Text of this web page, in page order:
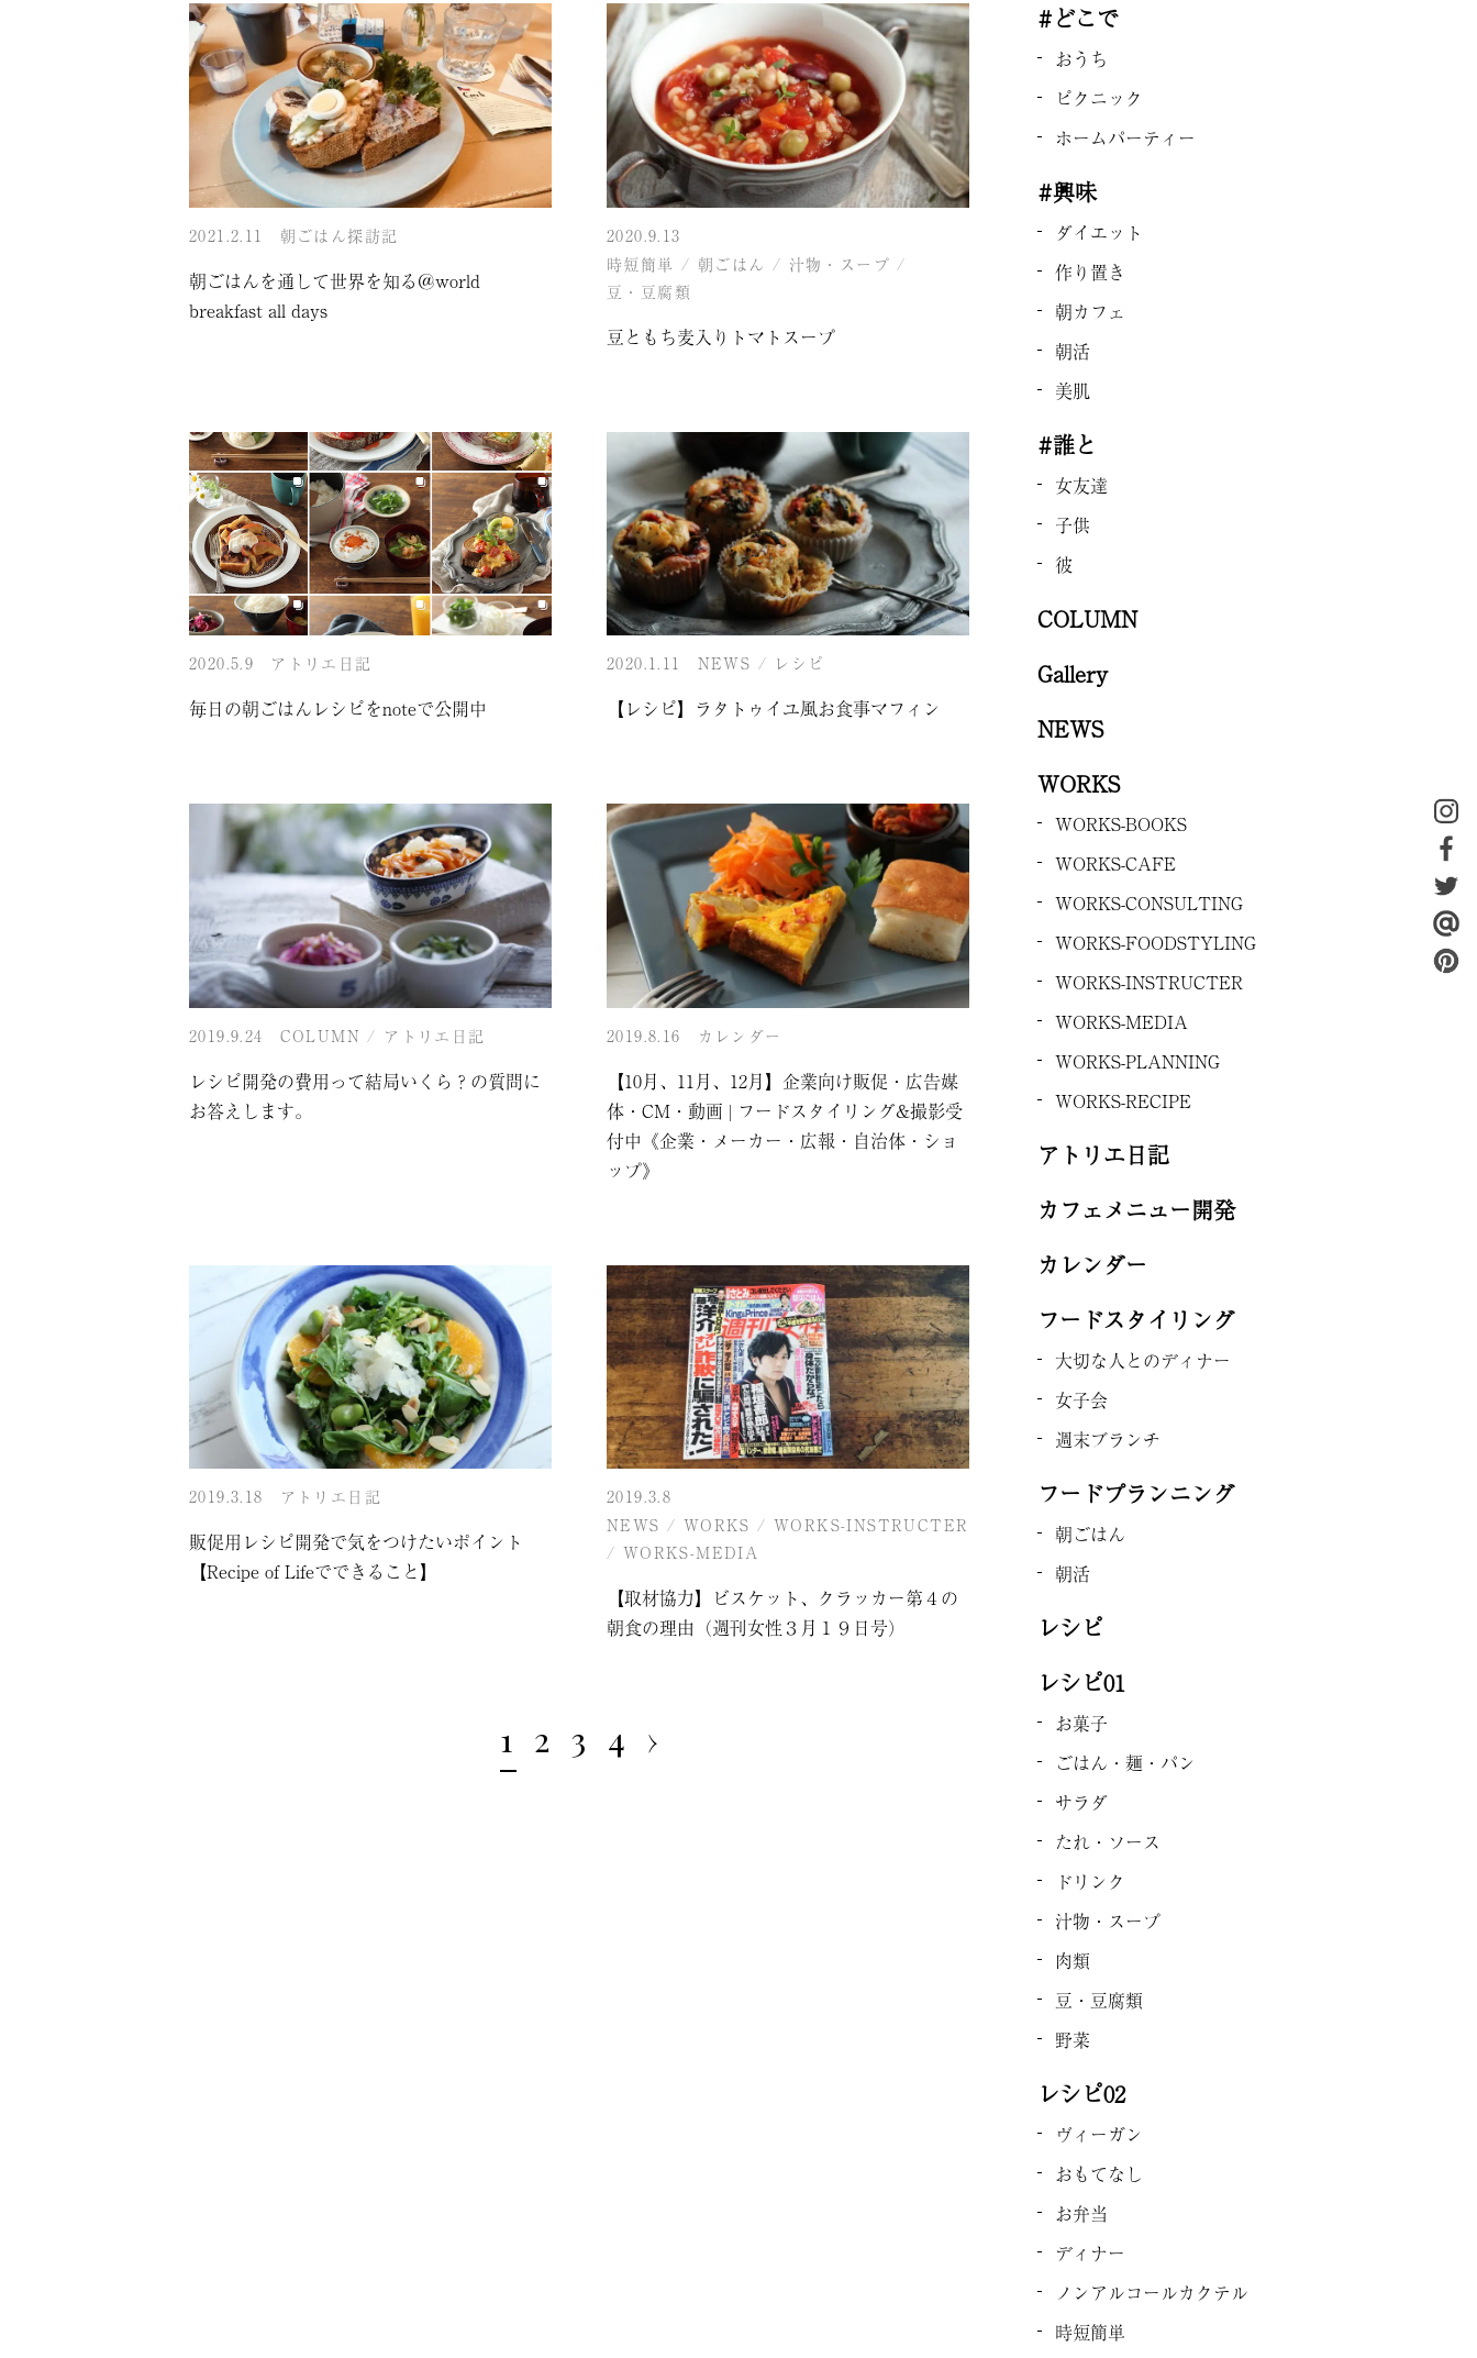
2021.2.11 朝ごはん探訪記
朝ごはんを通して世界を知る＠world
breakfast all days
2020.9.13
時短簡単 / 朝ごはん / 汁物・スープ /
豆・豆腐類
豆ともち麦入りトマトスープ
2020.5.9 アトリエ日記
毎日の朝ごはんレシピをnoteで公開中
2020.1.11 NEWS / レシピ
【レシピ】ラタトゥイユ風お食事マフィン
2019.9.24 COLUMN / アトリエ日記
レシピ開発の費用って結局いくら？の質問に
お答えします。
2019.8.16 カレンダー
【10月、11月、12月】企業向け販促・広告媒
体・CM・動画 | フードスタイリング&撮影受
付中《企業・メーカー・広報・自治体・ショ
ップ》
2019.3.18 アトリエ日記
販促用レシピ開発で気をつけたいポイント
【Recipe of Lifeでできること】
2019.3.8
NEWS / WORKS /WORKS-INSTRUCTER
/ WORKS-MEDIA
【取材協力】ビスケット、クラッカー第４の
朝食の理由（週刊女性３月１９日号）
1 2 3 4 ›
#どこで
おうち
ピクニック
ホームパーティー
#興味
ダイエット
作り置き
朝カフェ
朝活
美肌
#誰と
女友達
子供
彼
COLUMN
Gallery
NEWS
WORKS
WORKS-BOOKS
WORKS-CAFE
WORKS-CONSULTING
WORKS-FOODSTYLING
WORKS-INSTRUCTER
WORKS-MEDIA
WORKS-PLANNING
WORKS-RECIPE
アトリエ日記
カフェメニュー開発
カレンダー
フードスタイリング
大切な人とのディナー
女子会
週末ブランチ
フードプランニング
朝ごはん
朝活
レシピ
レシピ01
お菓子
ごはん・麺・パン
サラダ
たれ・ソース
ドリンク
汁物・スープ
肉類
豆・豆腐類
野菜
レシピ02
ヴィーガン
おもてなし
お弁当
ディナー
ノンアルコールカクテル
時短簡単